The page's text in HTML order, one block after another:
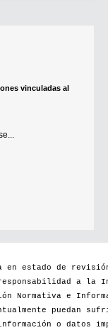
vinculadas al
en estado de
a la
Normativa e
puedan
o datos